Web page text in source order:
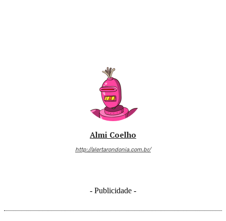
Almi Coelho
http://alertarondonia.com.br/
- Publicidade -